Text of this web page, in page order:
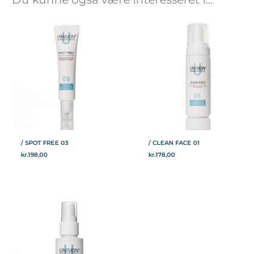
/ SPOT FREE 03
kr.198,00
/ CLEAN FACE 01
kr.178,00